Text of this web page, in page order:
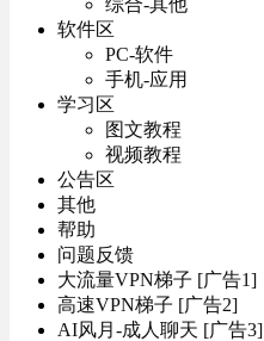
综合-其他
软件区
PC-软件
手机-应用
学习区
图文教程
视频教程
公告区
其他
帮助
问题反馈
大流量VPN梯子 [广告1]
高速VPN梯子 [广告2]
AI风月-成人聊天 [广告3]